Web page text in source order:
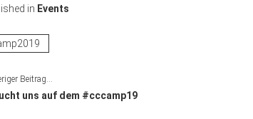
in Events
Beitrag...
uns auf dem #cccamp19